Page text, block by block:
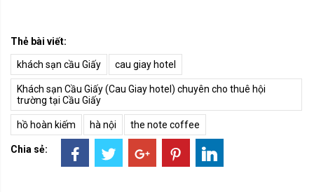
Thẻ bài viết:
khách sạn cầu Giấy cau giay hotel
Khách sạn Cầu Giấy (Cau Giay hotel) chuyên cho thuê hội
trường tại Cầu Giấy
hồ hoàn kiếm hà nội the note coffee
Chia sẻ: